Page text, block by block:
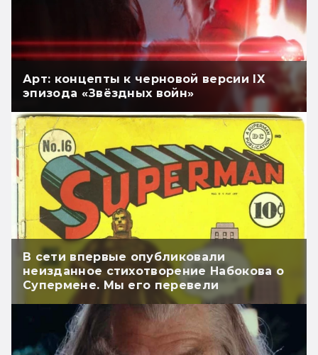
Арт: концепты к черновой версии IX
эпизода «Звёздных войн»
В сети впервые опубликовали
неизданное стихотворение Набокова о
Супермене. Мы его перевели